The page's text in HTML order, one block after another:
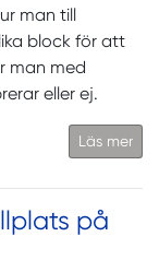
man till
block för att
man med
eller ej.
Läs mer
på